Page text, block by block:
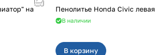
на
Пенолитье Honda Civic левая
В наличии
В корзину